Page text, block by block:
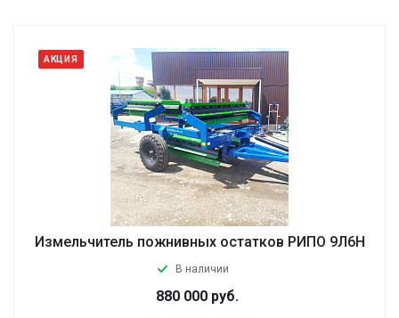
АКЦИЯ
Измельчитель пожнивных остатков РИПО 9Л6Н
В наличии
880 000 руб.